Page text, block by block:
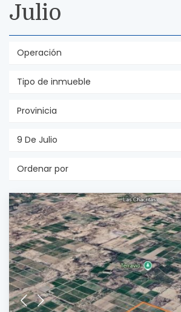
Julio
Operación
Tipo de inmueble
Provinicia
9 De Julio
Ordenar por